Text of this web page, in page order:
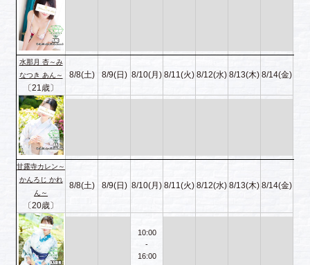
水那月 杏～み
なつき あん～
〔21歳〕
8/8(土) 8/9(日) 8/10(月) 8/11(火) 8/12(水) 8/13(木) 8/14(金)
甘露寺カレン～
かんろじ かれ
ん～
〔20歳〕
8/8(土) 8/9(日) 8/10(月) 8/11(火) 8/12(水) 8/13(木) 8/14(金)
10:00
-
16:00